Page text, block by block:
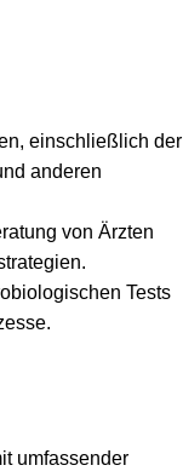
einschließlich der
anderen
von Ärzten
Tests
umfassender